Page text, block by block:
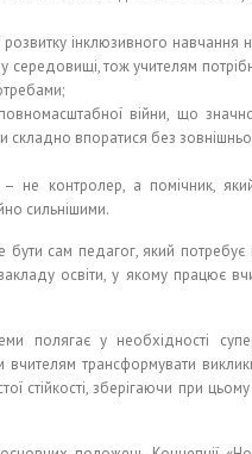
розвитку інклюзивного
середовищі, тож учителям
війни, що
складно впоратися без
– не контролер, а помічник,
сильнішими.
бути сам педагог, який потребує
освіти, у якому працює
полягає у необхідності
вчителям трансформувати
стійкості, зберігаючи при